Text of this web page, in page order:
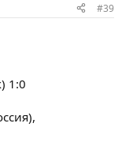
#39
1:0